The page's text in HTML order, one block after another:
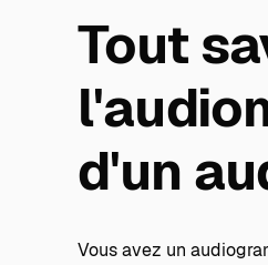
Tout
d'un
Vous avez un